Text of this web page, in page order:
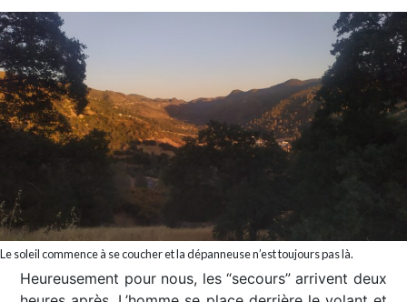
Le soleil commence à se coucher et la dépanneuse n’est toujours pas là.
Heureusement pour nous, les “secours” arrivent deux